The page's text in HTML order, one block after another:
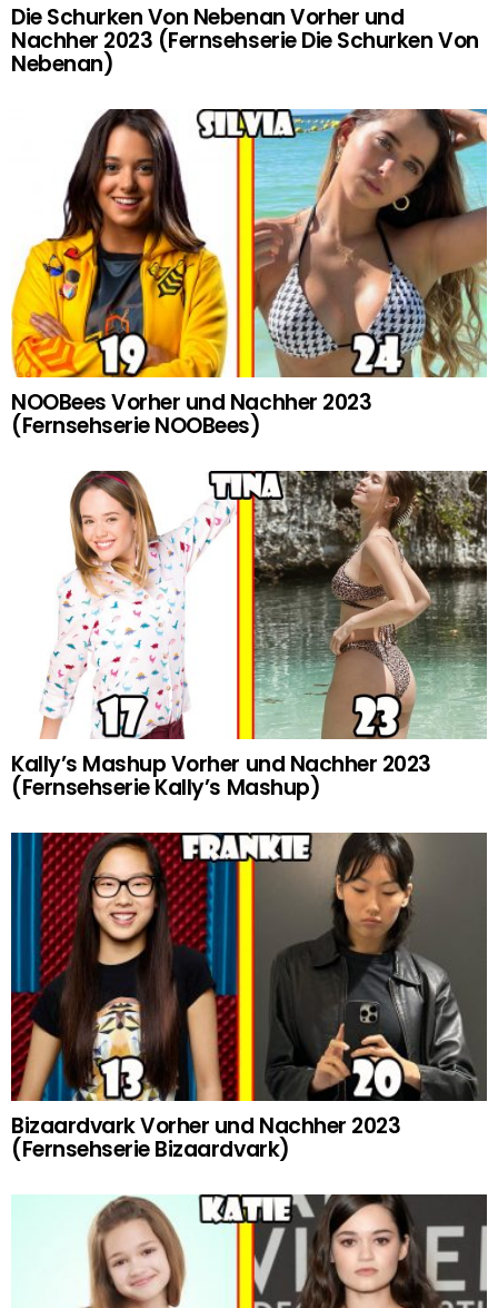
Die Schurken Von Nebenan Vorher und
Nachher 2023 (Fernsehserie Die Schurken Von
Nebenan)
NOOBees Vorher und Nachher 2023
(Fernsehserie NOOBees)
Kally’s Mashup Vorher und Nachher 2023
(Fernsehserie Kally’s Mashup)
Bizaardvark Vorher und Nachher 2023
(Fernsehserie Bizaardvark)